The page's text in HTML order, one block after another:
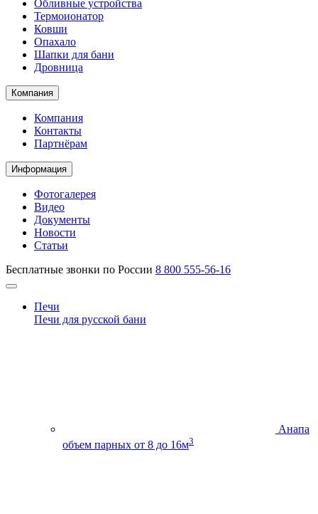
Обливные устройства
Термоионатор
Ковши
Опахало
Шапки для бани
Дровница
Компания
Компания
Контакты
Партнёрам
Информация
Фотогалерея
Видео
Документы
Новости
Статьи
Бесплатные звонки по России 8 800 555-56-16
Печи
Печи для русской бани
Анапа
объем парных от 8 до 16м3